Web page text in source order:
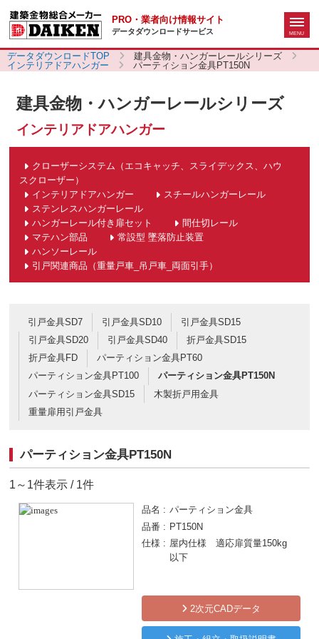
PRO・業者向け情報サイト
データダウンロードサービス
データダウンロードTOP
建具金物・ハンガーレールシリーズ
インテリアドアハンガー
パーティション金具PT150N
建具金物・ハンガーレールシリーズ
インテリアドアハンガー
クローザーシステム（エコキャッチ、スライデックス、ハウ
スクローザー）
インテリアドアハンガー
スチールハンガーレール
ステンレスハンガーレール
ハンガーレール付き扉セット
間仕切レール
マテハン部品
常設型 墜落防止装置
ハンソーレール
引戸関連商品（重量戸車_吊戸車_両面引手）
引戸金具SD7 引戸金具SD10
引戸金具SD15
引戸金具SD20
引戸金具SD40
折戸金具SD15
折戸金具FD
パーティション金具PT60
パーティション金具PT100
パーティション金具PT150N
パーティション金具SD15
木製折戸用金具
重量扉用引戸金具
パーティション金具PT150N
1～1件表示 / 1件
品名
パーティション金具
品番
PT150N
仕様
屋内仕様 適応扉質量150kg
以下
2次元CADデータ